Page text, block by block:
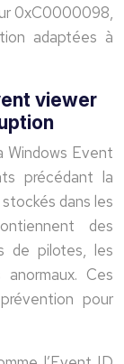
0xC0000098,
adaptées à
viewer
Windows Event
précédant la
dans les
des
de pilotes, les
Ces
pour